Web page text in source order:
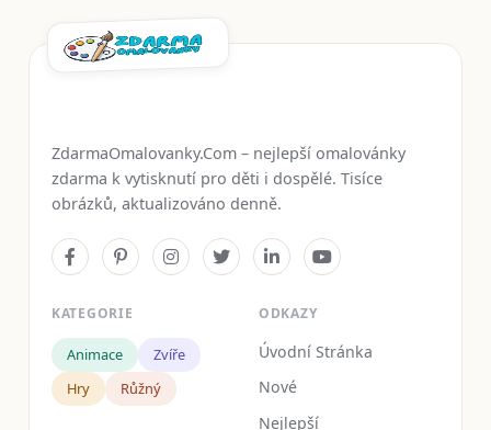
ZdarmaOmalovanky.Com – nejlepší omalovánky
zdarma k vytisknutí pro děti i dospělé. Tisíce
obrázků, aktualizováno denně.
KATEGORIE
Animace
Zvíře
Hry
Růžný
ODKAZY
Úvodní Stránka
Nové
Nejlepší